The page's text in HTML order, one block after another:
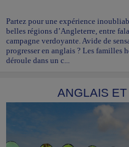
Partez pour une expérience
belles régions d’Angleterre, entre
campagne verdoyante. Avide de
progresser en anglais ? Les familles
déroule dans un c...
ANGLAIS